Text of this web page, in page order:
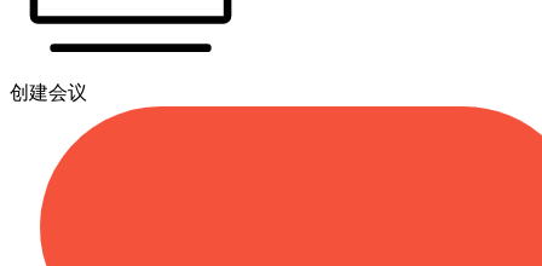
创建会议